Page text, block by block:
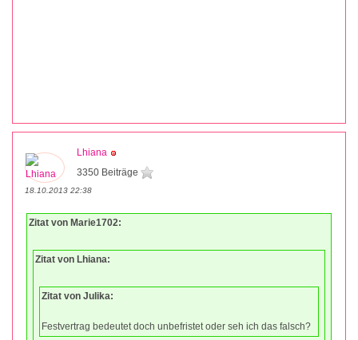
Lhiana
3350 Beiträge
18.10.2013 22:38
Zitat von Marie1702:
Zitat von Lhiana:
Zitat von Julika:
Festvertrag bedeutet doch unbefristet oder seh ich das falsch?